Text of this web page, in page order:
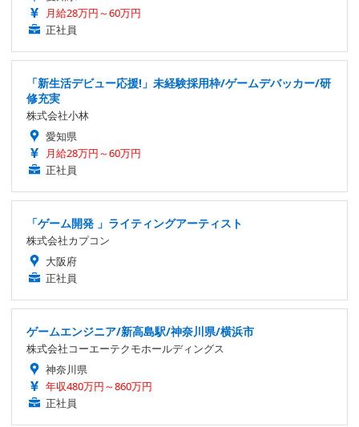
月給28万円～60万円
正社員
「新生活デビュー応援!」未経験採用枠/ゲームデバッカー/研
修充実
株式会社小林
愛知県
月給28万円～60万円
正社員
「ゲーム開発 」ライティングアーティスト
株式会社カプコン
大阪府
正社員
ゲームエンジニア/新高島駅/神奈川県/横浜市
株式会社コーエーテクモホールディングス
神奈川県
年収480万円～860万円
正社員